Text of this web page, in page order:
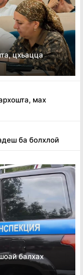
цхьацца
мах
ба болхлой
балхах